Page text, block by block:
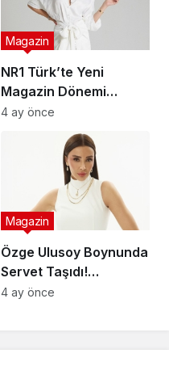
NR1 Türk’te Yeni
Magazin Dönemi
Başlıyor: Ünlü Model ve
Sunucu Tuğçe Aral
Ekranlara Dönüyor
Magazin
4 ay önce
Özge Ulusoy Boynunda
Servet Taşıdı!
Genola’dan Düğün
Magazin
4 ay önce